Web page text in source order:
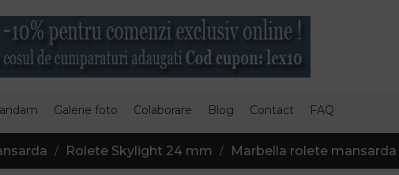
Galerie foto Colaborare Blog Contact FAQ
Rolete Skylight 24 mm Marbella rolete mansarda